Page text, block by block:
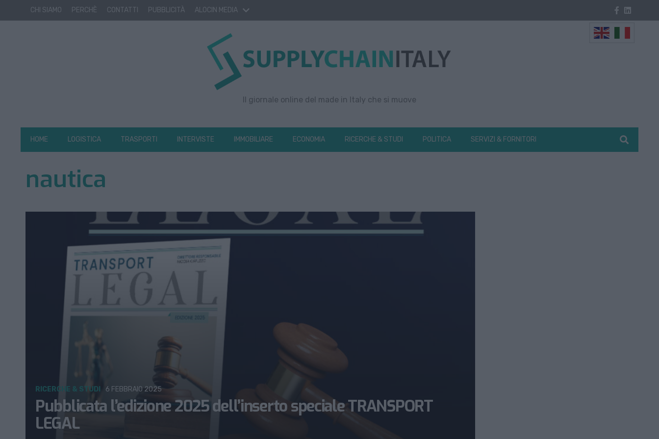
CHI SIAMO PERCHÈ CONTATTI PUBBLICITÀ ALOCIN MEDIA
Il giornale online del made in Italy che si muove
HOME LOGISTICA TRASPORTI INTERVISTE IMMOBILIARE ECONOMIA RICERCHE & STUDI POLITICA SERVIZI & FORNITORI
nautica
Pubblicata l’edizione 2025 dell’inserto speciale TRANSPORT
LEGAL
RICERCHE & STUDI 6 FEBBRAIO 2025